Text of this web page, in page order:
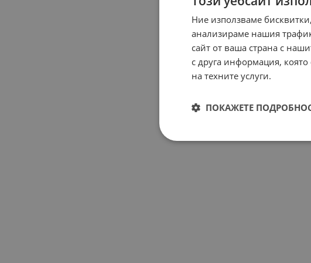
Пробег: 90 -
Батерия: 48V
Гуми: 20 инча
Tire)
Спирачки:
Време за
Ние използваме
анализираме нашия
сайт от ваша страна с
с друга информация,
на техните услуги.
ПОКАЖЕТЕ